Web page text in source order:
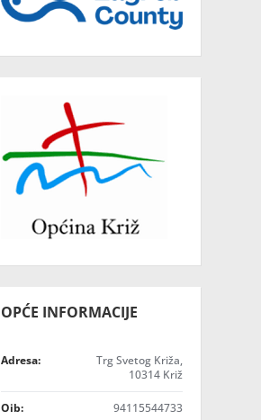
OPĆE INFORMACIJE
Adresa:
Trg Svetog Križa,
10314 Križ
Oib: 94115544733